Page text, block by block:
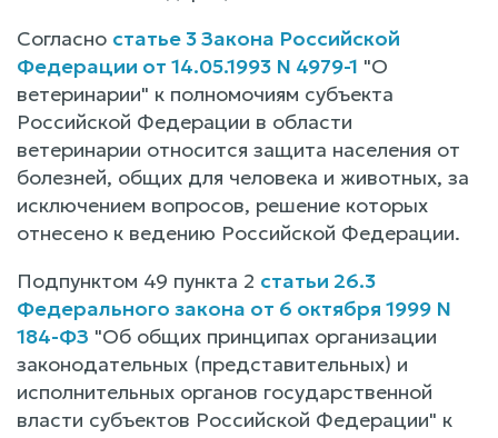
Согласно статье 3 Закона Российской
Федерации от 14.05.1993 N 4979-1 "О
ветеринарии" к полномочиям субъекта
Российской Федерации в области
ветеринарии относится защита населения от
болезней, общих для человека и животных, за
исключением вопросов, решение которых
отнесено к ведению Российской Федерации.
Подпунктом 49 пункта 2 статьи 26.3
Федерального закона от 6 октября 1999 N
184-ФЗ "Об общих принципах организации
законодательных (представительных) и
исполнительных органов государственной
власти субъектов Российской Федерации" к